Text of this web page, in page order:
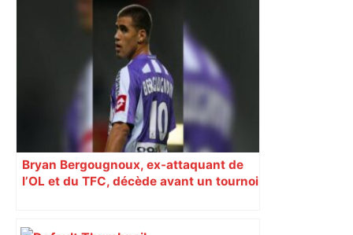
Bryan Bergougnoux, ex-attaquant de
l’OL et du TFC, décède avant un tournoi